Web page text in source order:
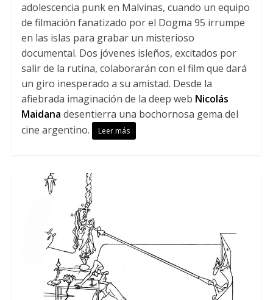
adolescencia punk en Malvinas, cuando un equipo
de filmación fanatizado por el Dogma 95 irrumpe
en las islas para grabar un misterioso
documental. Dos jóvenes isleños, excitados por
salir de la rutina, colaborarán con el film que dará
un giro inesperado a su amistad. Desde la
afiebrada imaginación de la deep web Nicolás
Maidana desentierra una bochornosa gema del
cine argentino.
Leer más